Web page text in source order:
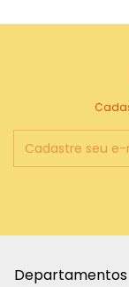
Departamentos